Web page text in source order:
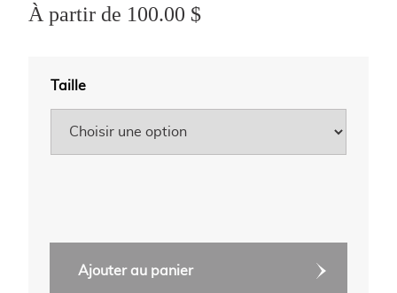
À partir de 100.00 $
Taille
Ajouter au panier